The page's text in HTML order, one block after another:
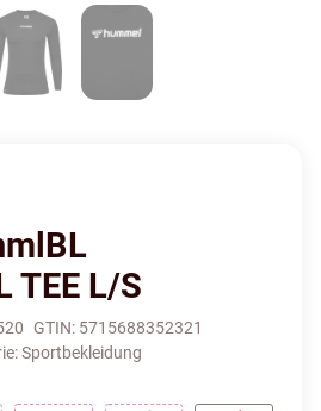
TEE L/S
GTIN: 5715688352321
Sportbekleidung